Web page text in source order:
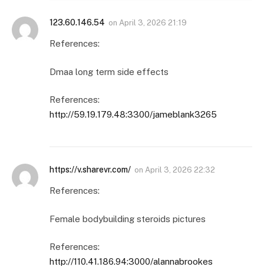
123.60.146.54 on April 3, 2026 21:19
References:
Dmaa long term side effects
References:
http://59.19.179.48:3300/jameblank3265
https://v.sharevr.com/ on April 3, 2026 22:32
References:
Female bodybuilding steroids pictures
References:
http://110.41.186.94:3000/alannabrookes